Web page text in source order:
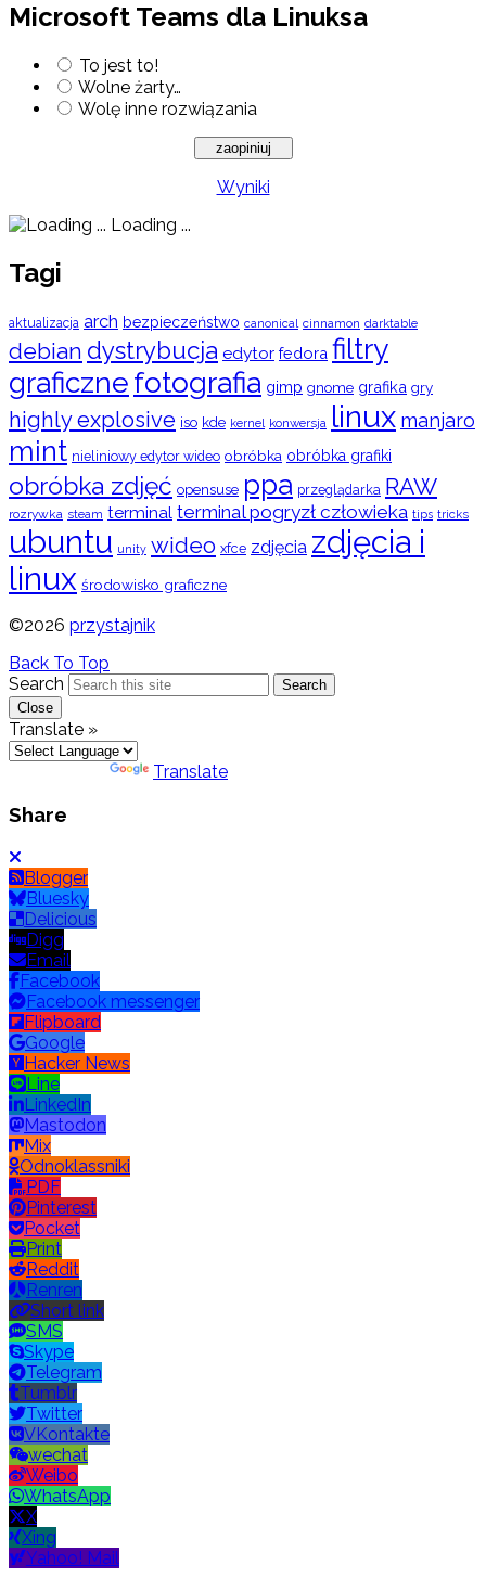
Microsoft Teams dla Linuksa
To jest to!
Wolne żarty…
Wolę inne rozwiązania
Wyniki
Loading ...
Tagi
aktualizacja arch bezpieczeństwo canonical cinnamon darktable
debian dystrybucja edytor fedora filtry
graficznefotografia gimp gnome grafika gry
highly explosive iso kde kernel konwersja linux manjaro
mint nieliniowy edytor wideo obróbka obróbka grafiki
obróbka zdjęć opensuse ppa przeglądarka RAW
rozrywka steam terminal terminal pogryzł człowieka tips tricks
ubuntu unity wideo xfce zdjęcia zdjęcia i
linux środowisko graficzne
©2026 przystajnik
Back To Top
Search
Search
Close
Translate »
Translate
Share
Blogger
Bluesky
Delicious
Digg
Email
Facebook
Facebook messenger
Flipboard
Google
Hacker News
Line
LinkedIn
Mastodon
Mix
Odnoklassniki
PDF
Pinterest
Pocket
Print
Reddit
Renren
Short link
SMS
Skype
Telegram
Tumblr
Twitter
VKontakte
wechat
Weibo
WhatsApp
X
Xing
Yahoo! Mail